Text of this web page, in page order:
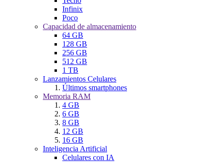
Infinix
Poco
Capacidad de almacenamiento
64 GB
128 GB
256 GB
512 GB
1 TB
Lanzamientos Celulares
Últimos smartphones
Memoria RAM
4 GB
6 GB
8 GB
12 GB
16 GB
Inteligencia Artificial
Celulares con IA